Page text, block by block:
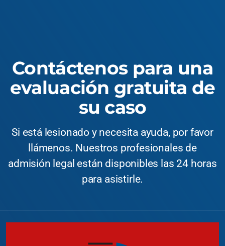
Contáctenos para una
evaluación gratuita de
su caso
Si está lesionado y necesita ayuda, por favor
llámenos. Nuestros profesionales de
admisión legal están disponibles las 24 horas
para asistirle.